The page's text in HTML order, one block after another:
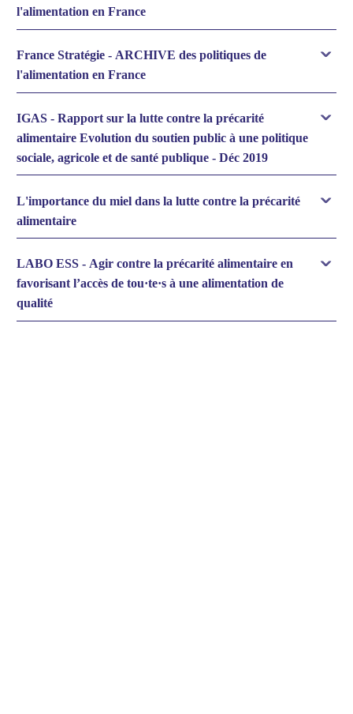
l'alimentation en France
France Stratégie - ARCHIVE des politiques de
l'alimentation en France
IGAS - Rapport sur la lutte contre la précarité
alimentaire Evolution du soutien public à une politique
sociale, agricole et de santé publique - Déc 2019
L'importance du miel dans la lutte contre la précarité
alimentaire
LABO ESS - Agir contre la précarité alimentaire en
favorisant l’accès de tou·te·s à une alimentation de
qualité